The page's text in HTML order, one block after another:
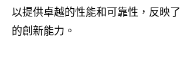
以提供卓越的性能和可靠性，反映了
的創新能力。